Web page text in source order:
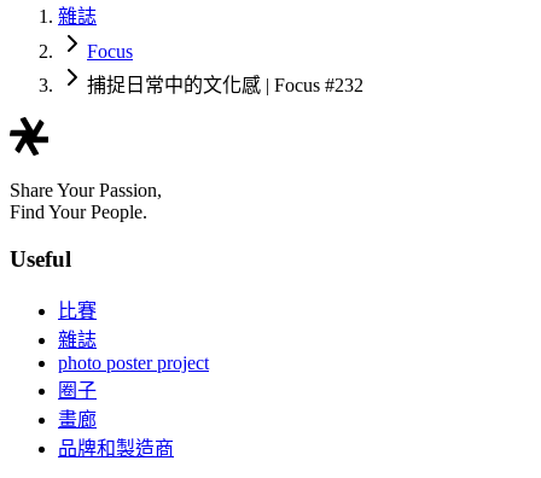
雜誌
Focus
捕捉日常中的文化感 | Focus #232
Share Your Passion,
Find Your People.
Useful
比賽
雜誌
photo poster project
圈子
畫廊
品牌和製造商